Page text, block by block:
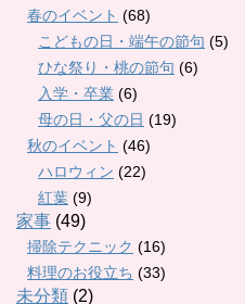
春のイベント (68)
こどもの日・端午の節句 (5)
ひな祭り・桃の節句 (6)
入学・卒業 (6)
母の日・父の日 (19)
秋のイベント (46)
ハロウィン (22)
紅葉 (9)
家事 (49)
掃除テクニック (16)
料理のお役立ち (33)
未分類 (2)